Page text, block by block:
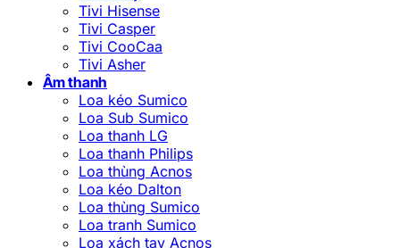
Tivi Hisense
Tivi Casper
Tivi CooCaa
Tivi Asher
Âm thanh
Loa kéo Sumico
Loa Sub Sumico
Loa thanh LG
Loa thanh Philips
Loa thùng Acnos
Loa kéo Dalton
Loa thùng Sumico
Loa tranh Sumico
Loa xách tay Acnos